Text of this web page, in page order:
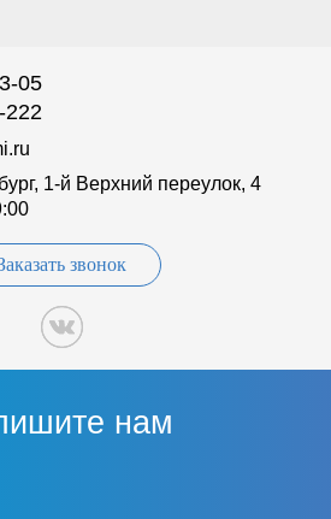
05
222
1-й Верхний переулок, 4
звонок
нам